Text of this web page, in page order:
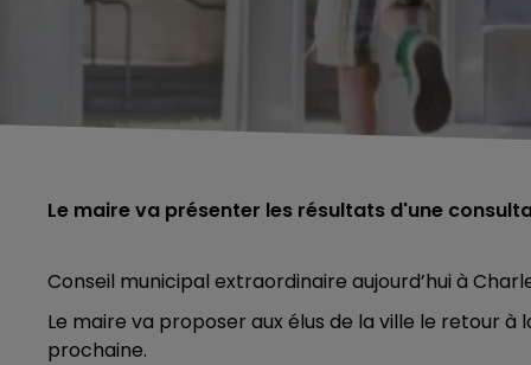
Le maire va présenter les résultats d'une
Conseil municipal extraordinaire aujourd’hui à
Le maire va proposer aux élus de la ville le retour
prochaine.